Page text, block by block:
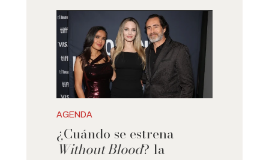
AGENDA
¿Cuándo se estrena
Without Blood? la